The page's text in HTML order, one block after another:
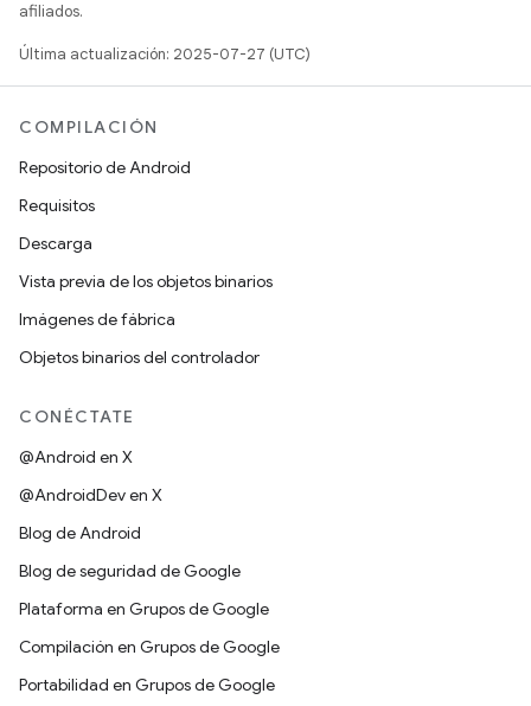
afiliados.
Última actualización: 2025-07-27 (UTC)
COMPILACIÓN
Repositorio de Android
Requisitos
Descarga
Vista previa de los objetos binarios
Imágenes de fábrica
Objetos binarios del controlador
CONÉCTATE
@Android en X
@AndroidDev en X
Blog de Android
Blog de seguridad de Google
Plataforma en Grupos de Google
Compilación en Grupos de Google
Portabilidad en Grupos de Google